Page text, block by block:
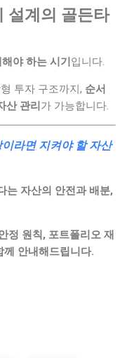
설계의 골든타
야 하는 시기 입니다.
투자 구조까지, 순서
산 관리 가 가능합니다.
라면 지켜야 할 자산
는 자산의 안전과 배분,
정 원칙, 포트폴리오 재
께 안내해드립니다.